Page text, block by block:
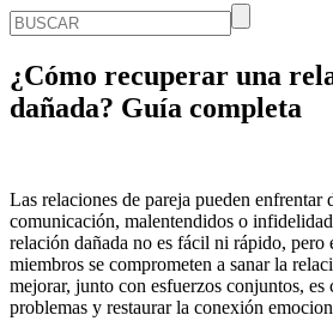
¿Cómo recuperar una
dañada? Guía completa
Las relaciones de pareja pueden
comunicación, malentendidos o
relación dañada no es fácil ni rápido, pero
miembros se comprometen a sanar la
mejorar, junto con esfuerzos conjuntos, es
problemas y restaurar la conexión